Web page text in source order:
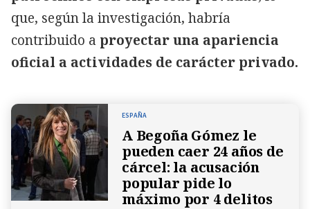
que, según la investigación, habría
contribuido a proyectar una apariencia
oficial a actividades de carácter privado.
ESPAÑA
A Begoña Gómez le
pueden caer 24 años de
cárcel: la acusación
popular pide lo
máximo por 4 delitos